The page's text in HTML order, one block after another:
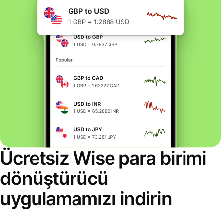
Ücretsiz Wise para birimi
dönüştürücü
uygulamamızı indirin